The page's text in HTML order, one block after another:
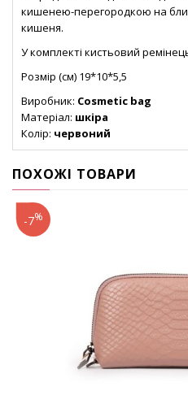
кишенею-перегородкою на
кишеня.
У комплекті кистьовий
Розмір (см) 19*10*5,5
Виробник: Cosmetic bag
Матеріал: шкіра
Колір: червоний
ПОХОЖІ ТОВАРИ
-7%